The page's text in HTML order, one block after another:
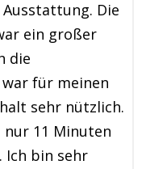
Die
ein großer
die
für meinen
sehr nützlich.
nur 11 Minuten
Ich bin sehr